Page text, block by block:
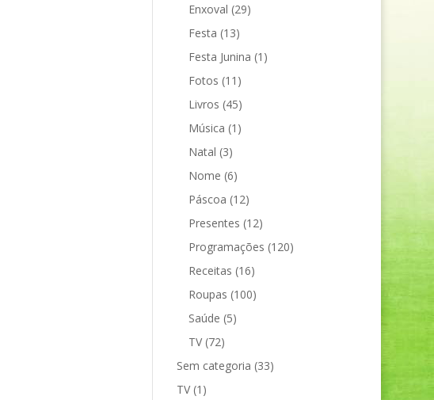
Enxoval (29)
Festa (13)
Festa Junina (1)
Fotos (11)
Livros (45)
Música (1)
Natal (3)
Nome (6)
Páscoa (12)
Presentes (12)
Programações (120)
Receitas (16)
Roupas (100)
Saúde (5)
TV(72)
Sem categoria (33)
TV(1)